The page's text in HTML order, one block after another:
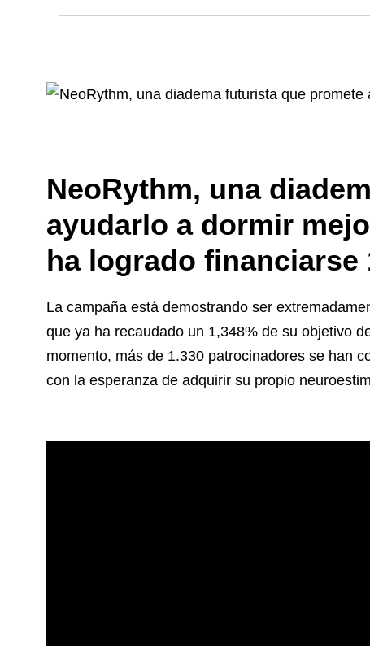
NeoRythm, una
ayudarlo a dormir
ha logrado financiarse
La campaña está demostrando ser
que ya ha recaudado un 1,348% de su objetivo
momento, más de 1.330 patrocinadores se han
con la esperanza de adquirir su propio